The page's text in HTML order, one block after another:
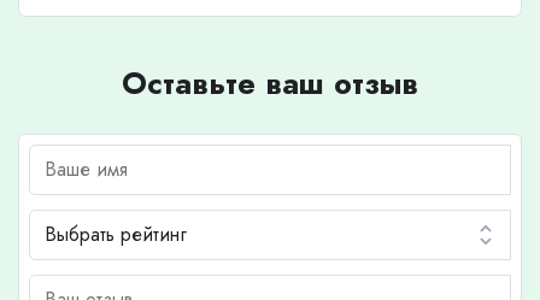
Оставьте ваш отзыв